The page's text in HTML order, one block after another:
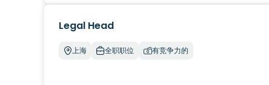
Legal Head
上海 全职职位 有竞争力的